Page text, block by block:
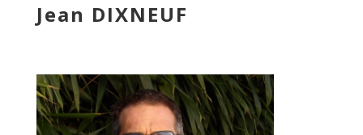
Jean DIXNEUF